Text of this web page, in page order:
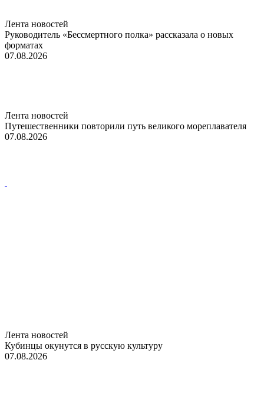
Лента новостей
Руководитель «Бессмертного полка» рассказала о новых
форматах
07.08.2026
Лента новостей
Путешественники повторили путь великого мореплавателя
07.08.2026
Лента новостей
Кубинцы окунутся в русскую культуру
07.08.2026